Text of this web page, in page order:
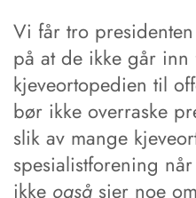
Vi får tro
på at de ikke går
kjeveortopedien til
bør ikke overraske
slik av mange
spesialistforening
ikke også sier noe